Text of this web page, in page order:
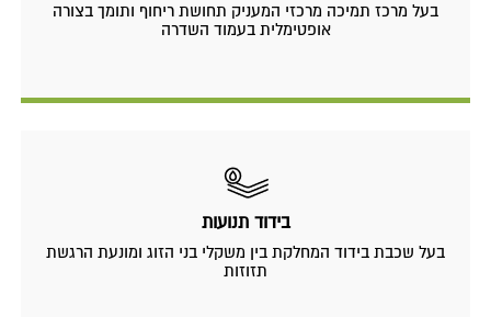
בעל מרכז תמיכה מרכזי המעניק תחושת ריחוף ותומך בצורה
אופטימלית בעמוד השדרה
בידוד תנועות
בעל שכבת בידוד המחלקת בין משקלי בני הזוג ומונעת הרגשת
תזוזות